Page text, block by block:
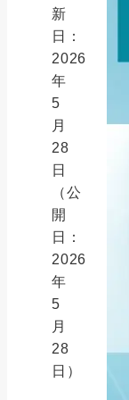
新
日：
2026
年
5
月
28
日
（公
開
日：
2026
年
5
月
28
日）